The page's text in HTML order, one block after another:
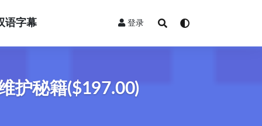
语字幕 登录
护秘籍($197.00)